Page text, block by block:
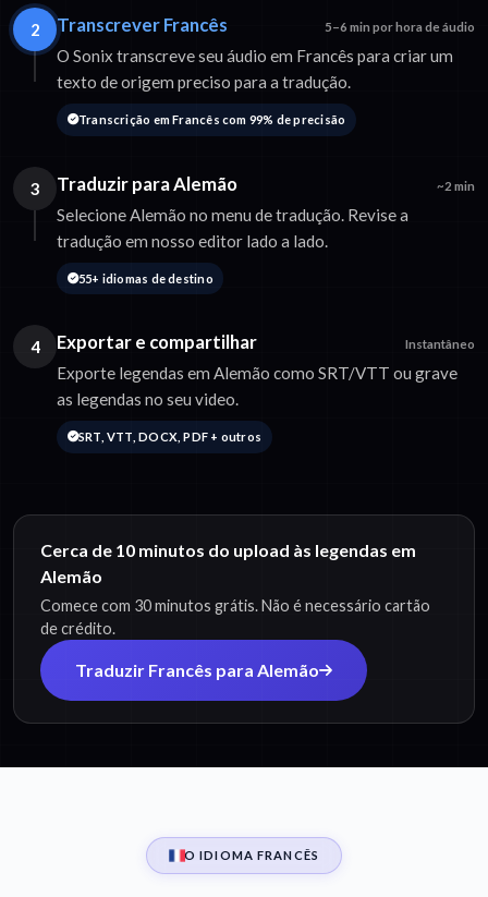
2 Transcrever Francês 5–6 min por hora de áudio
O Sonix transcreve seu áudio em Francês para criar um
texto de origem preciso para a tradução.
Transcrição em Francês com 99% de precisão
3 Traduzir para Alemão ~2 min
Selecione Alemão no menu de tradução. Revise a
tradução em nosso editor lado a lado.
55+ idiomas de destino
4 Exportar e compartilhar Instantâneo
Exporte legendas em Alemão como SRT/VTT ou grave
as legendas no seu video.
SRT, VTT, DOCX, PDF + outros
Cerca de 10 minutos do upload às legendas em
Alemão
Comece com 30 minutos grátis. Não é necessário cartão
de crédito.
Traduzir Francês para Alemão
O IDIOMA FRANCÊS